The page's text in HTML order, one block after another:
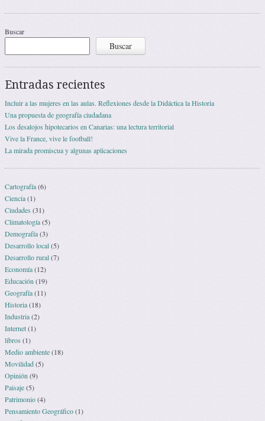
Buscar
Buscar
Entradas recientes
Incluir a las mujeres en las aulas. Reflexiones desde la Didáctica la Historia
Una propuesta de geografía ciudadana
Los desalojos hipotecarios en Canarias: una lectura territorial
Vive la France, vive le football!
La mirada promiscua y algunas aplicaciones
Cartografía(6)
Ciencia(1)
Ciudades (31)
Climatología(5)
Demografía(3)
Desarrollo local(5)
Desarrollo rural(7)
Economía(12)
Educación (19)
Geografía(11)
Historia(18)
Industria(2)
Internet(1)
libros (1)
Medio ambiente(18)
Movilidad(5)
Opinión (9)
Paisaje(5)
Patrimonio(4)
Pensamiento Geográfico(1)